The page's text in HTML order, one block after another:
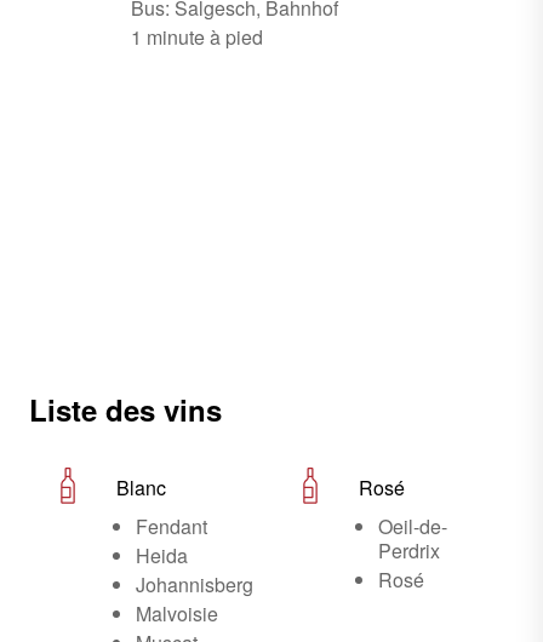
Bus: Salgesch, Bahnhof
1 minute à pied
Liste des vins
Blanc
Fendant
Heida
Johannisberg
Malvoisie
Rosé
Oeil-de-
Perdrix
Rosé